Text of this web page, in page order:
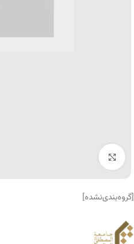
برای بزرگنمایی کلیک کنید
[گروه‌بندی‌نشده]